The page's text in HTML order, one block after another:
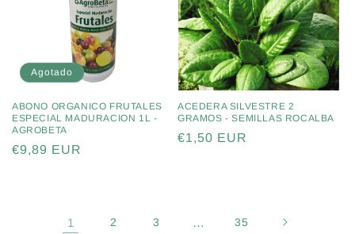
Agotado
ABONO ORGANICO FRUTALES
ESPECIAL MADURACION 1L -
AGROBETA
Precio
€9,89 EUR
ACEDERA SILVESTRE 2
GRAMOS - SEMILLAS ROCALBA
Precio
€1,50 EUR
1 2 3 … 35